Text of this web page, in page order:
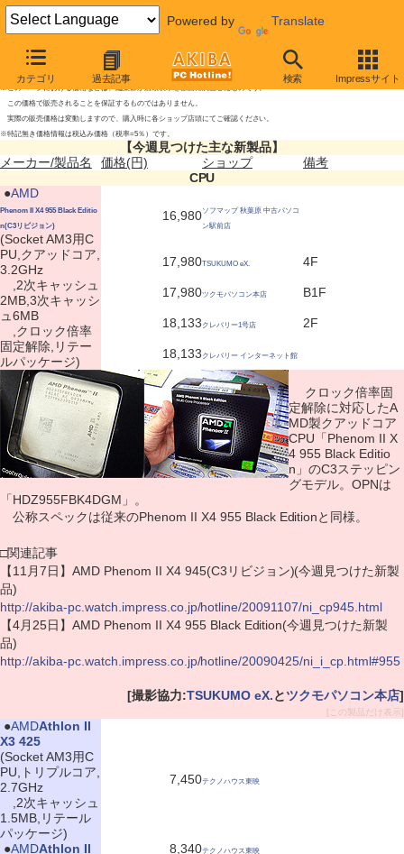
Powered by Translate
カテゴリ 過去記事 検索 Impressサイト
今週見つけた主な新製品2009年11月21日号
※このページにおける価格などは、編集部が店頭表示を独自に調査したものです。
この価格で販売されることを保証するものではありません。
実際の販売価格は変動しますので、購入時に各ショップ店頭にてご確認ください。
※特記無き価格情報は税込み価格（税率=5％）です。
【今週見つけた主な新製品】
メーカー/製品名
価格(円) ショップ
備考
CPU
●AMD
Phenom II X4 955 Black Editio
n(C3リビジョン)
(Socket AM3用C
PU,クアッドコア,
3.2GHz
,2次キャッシュ
2MB,3次キャッシ
ュ6MB
,クロック倍率
固定解除,リテー
ルパッケージ)
16,980ソフマップ 秋葉原 中古パソコ
ン駅前店
17,980TSUKUMO eX. 4F
17,980ツクモパソコン本店 B1F
18,133 クレバリー1号店 2F
18,133 クレバリー インターネット館
クロック倍率固
定解除に対応したA
MD製クアッドコア
CPU「Phenom II X
4 955 Black Editio
n」のC3ステッピン
グモデル。OPNは
「HDZ955FBK4DGM」。
公称スペックは従来のPhenom II X4 955 Black Editionと同様。
□関連記事
【11月7日】AMD Phenom II X4 945(C3リビジョン)(今週見つけた新製
品)
http://akiba-pc.watch.impress.co.jp/hotline/20091107/ni_cp945.html
【4月25日】AMD Phenom II X4 955 Black Edition(今週見つけた新製
品)
http://akiba-pc.watch.impress.co.jp/hotline/20090425/ni_i_cp.html#955
[撮影協力:TSUKUMO eX.とツクモパソコン本店]
[この製品だけ表示]
●AMDAthlon II
X3 425
(Socket AM3用C
PU,トリプルコア,
2.7GHz
,2次キャッシュ
1.5MB,リテール
パッケージ)
7,450テクノハウス東映
●AMDAthlon II
8,340テクノハウス東映